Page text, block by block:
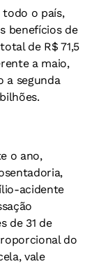
todo o país,
benefícios de
de R$ 71,5
a maio,
a segunda
o ano,
acidente
de 31 de
do
vale